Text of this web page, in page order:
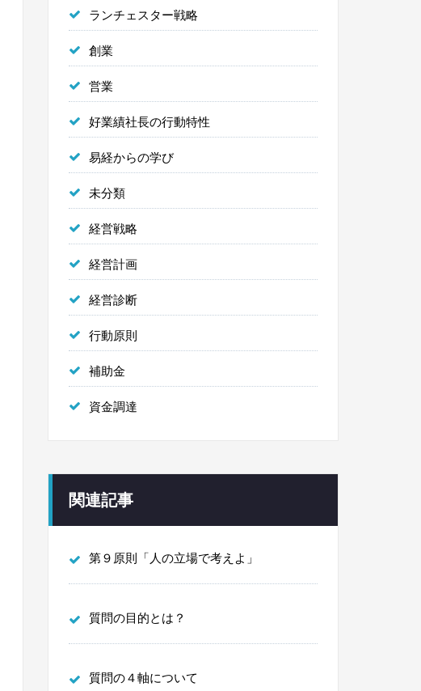
ランチェスター戦略
創業
営業
好業績社長の行動特性
易経からの学び
未分類
経営戦略
経営計画
経営診断
行動原則
補助金
資金調達
関連記事
第９原則「人の立場で考えよ」
質問の目的とは？
質問の４軸について